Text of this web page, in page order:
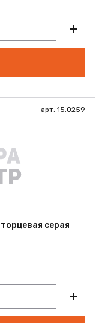
арт. 15.0259
серая